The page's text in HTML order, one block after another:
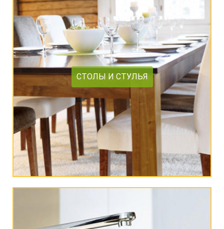
СТОЛЫ И СТУЛЬЯ